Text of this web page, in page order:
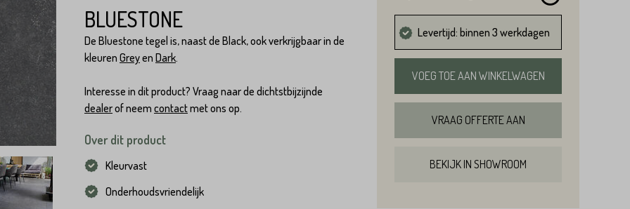
BLUESTONE
De Bluestone tegel is, naast de Black, ook verkrijgbaar in de
kleuren Greyen Dark.
Interesse in dit product? Vraag naar de dichtstbijzijnde
dealerof neem contactmet ons op.
Over dit product
Kleurvast
Onderhoudsvriendelijk
Levertijd: binnen 3 werkdagen
VOEG TOE AAN WINKELWAGEN
VRAAG OFFERTE AAN
BEKIJK IN SHOWROOM